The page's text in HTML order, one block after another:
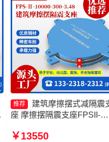
推荐
建筑摩擦摆式减隔震
座 摩擦摆隔震支座FPSII-
支座 建筑摩擦摆式减震支
￥13550